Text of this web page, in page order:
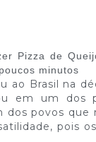
Pizza de
minutos
ao Brasil na
em um dos
dos povos que
pois